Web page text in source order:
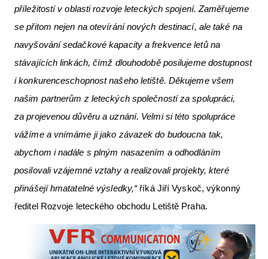
příležitostí v oblasti rozvoje leteckých spojení. Zaměřujeme
se přitom nejen na otevírání nových destinací, ale také na
navyšování sedačkové kapacity a frekvence letů na
stávajících linkách, čímž dlouhodobě posilujeme dostupnost
i konkurenceschopnost našeho letiště. Děkujeme všem
našim partnerům z leteckých společností za spolupráci,
za projevenou důvěru a uznání. Velmi si této spolupráce
vážíme a vnímáme ji jako závazek do budoucna tak,
abychom i nadále s plným nasazením a odhodláním
posilovali vzájemné vztahy a realizovali projekty, které
přinášejí hmatatelné výsledky,“říká Jiří Vyskoč, výkonný
ředitel Rozvoje leteckého obchodu Letiště Praha.